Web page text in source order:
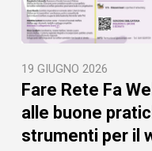
19 GIUGNO 2026
Fare Rete Fa
alle buone
strumenti per il